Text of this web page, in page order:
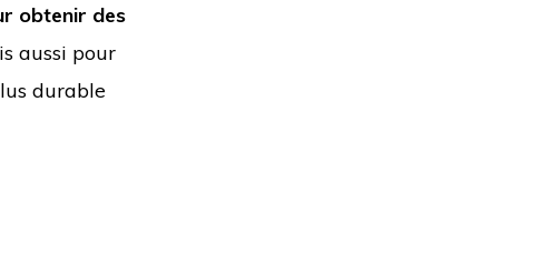
obtenir des
aussi pour
durable